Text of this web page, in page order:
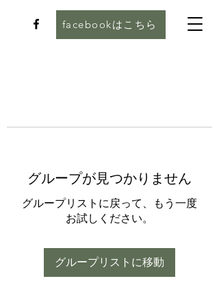
facebookはこちら
グループが見つかりません
グループリストに戻って、もう一度
お試しください。
グループリストに移動